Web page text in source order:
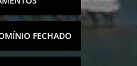
FECHADO